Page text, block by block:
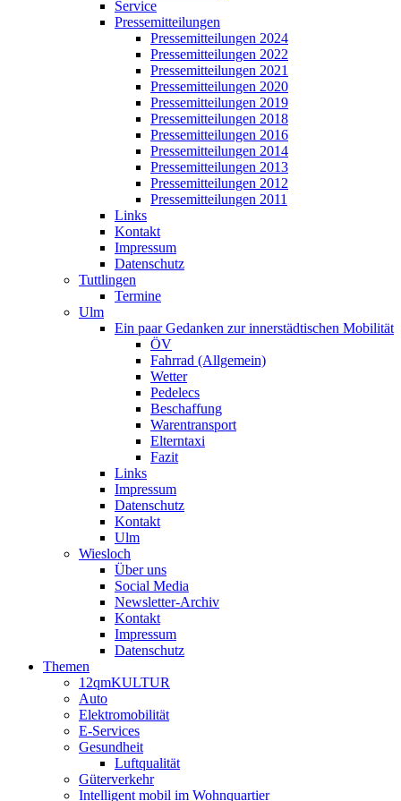
Service
Pressemitteilungen
Pressemitteilungen 2024
Pressemitteilungen 2022
Pressemitteilungen 2021
Pressemitteilungen 2020
Pressemitteilungen 2019
Pressemitteilungen 2018
Pressemitteilungen 2016
Pressemitteilungen 2014
Pressemitteilungen 2013
Pressemitteilungen 2012
Pressemitteilungen 2011
Links
Kontakt
Impressum
Datenschutz
Tuttlingen
Termine
Ulm
Ein paar Gedanken zur innerstädtischen Mobilität
ÖV
Fahrrad (Allgemein)
Wetter
Pedelecs
Beschaffung
Warentransport
Elterntaxi
Fazit
Links
Impressum
Datenschutz
Kontakt
Ulm
Wiesloch
Über uns
Social Media
Newsletter-Archiv
Kontakt
Impressum
Datenschutz
Themen
12qmKULTUR
Auto
Elektromobilität
E-Services
Gesundheit
Luftqualität
Güterverkehr
Intelligent mobil im Wohnquartier